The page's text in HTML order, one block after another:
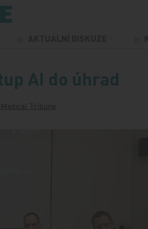
AI do úhrad
Medical Tribune